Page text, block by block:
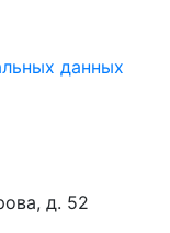
данных
д. 52